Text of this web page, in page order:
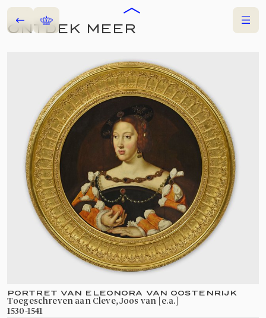
Terug Home Menu
ONTDEK MEER
PORTRET VAN ELEONORA VAN OOSTENRIJK
toegeschreven aan Cleve, Joos van [e.a.]
1530-1541